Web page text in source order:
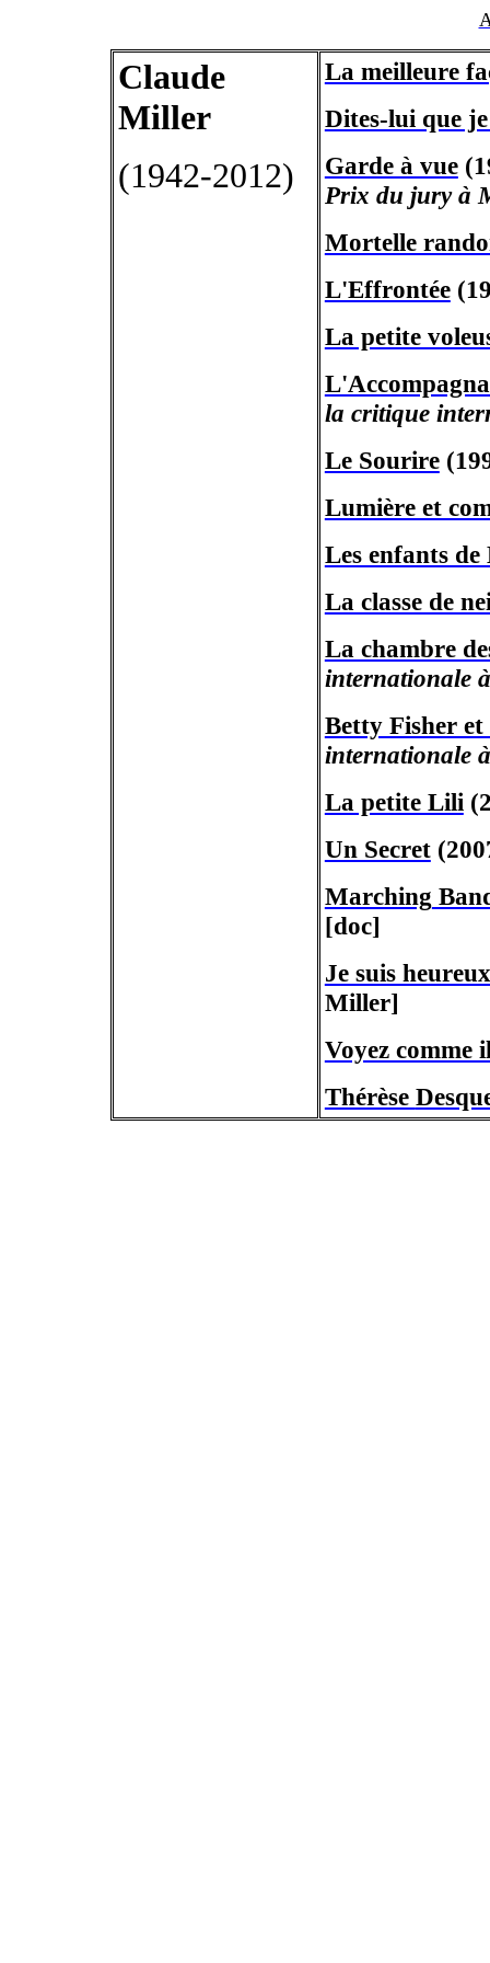
Claude
Miller
(1942-2012)
La meilleure
Dites-lui que
Garde à vue
Prix du jury à
Mortelle
L'Effrontée
La petite
la critique
Le Sourire
Lumière et
Les enfants
La classe de
La chambre
internationale
Betty Fisher
internationale
La petite Lili
Un Secret
Marching
[doc]
Je suis
Miller]
Voyez comme
Thérèse